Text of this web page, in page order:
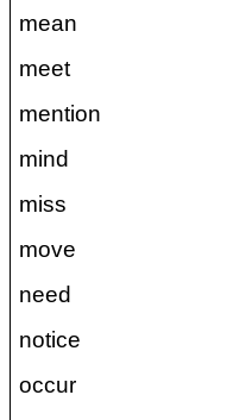
mean
meet
mention
mind
miss
move
need
notice
occur